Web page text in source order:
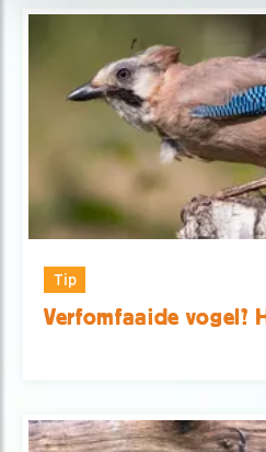
Tip
Verfomfaaide vogel?